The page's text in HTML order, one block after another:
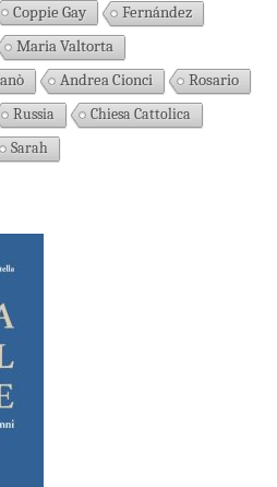
Coppie Gay
Fernández
Maria Valtorta
Andrea Cionci
Rosario
Russia
Chiesa Cattolica
Sarah